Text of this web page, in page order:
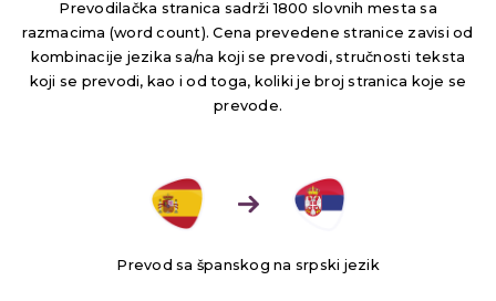
Prevodilačka stranica sadrži 1800 slovnih mesta sa
razmacima (word count). Cena prevedene stranice zavisi od
kombinacije jezika sa/na koji se prevodi, stručnosti teksta
koji se prevodi, kao i od toga, koliki je broj stranica koje se
prevode.
Prevod sa španskog na srpski jezik